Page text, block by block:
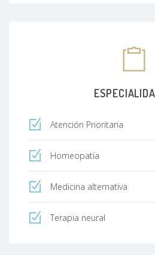
Atención Prioritaria
Homeopatía
Medicina alternativa
Terapia neural